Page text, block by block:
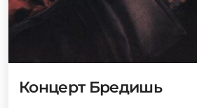
Концерт Бредишь